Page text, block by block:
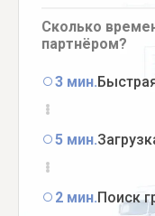
Сколько
партнёром?
3 мин.
5 мин.
2 мин.Поиск